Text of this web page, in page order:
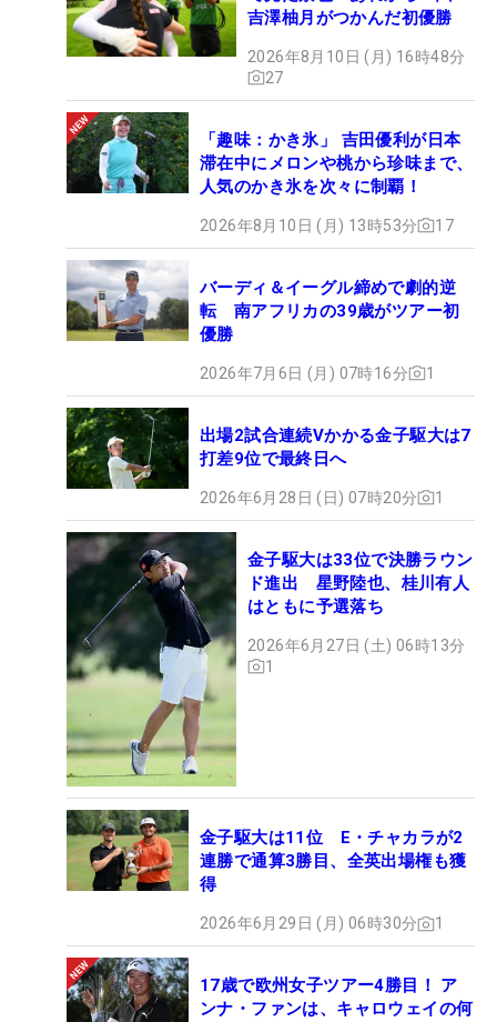
吉澤柚月がつかんだ初優勝
2026年8月10日 (月) 16時48分
27
「趣味：かき氷」 吉田優利が日本
滞在中にメロンや桃から珍味まで、
人気のかき氷を次々に制覇！
2026年8月10日 (月) 13時53分 17
バーディ＆イーグル締めで劇的逆
転 南アフリカの39歳がツアー初
優勝
2026年7月6日 (月) 07時16分 1
出場2試合連続Vかかる金子駆大は7
打差9位で最終日へ
2026年6月28日 (日) 07時20分 1
金子駆大は33位で決勝ラウン
ド進出 星野陸也、桂川有人
はともに予選落ち
2026年6月27日 (土) 06時13分
1
金子駆大は11位 E・チャカラが2
連勝で通算3勝目、全英出場権も獲
得
2026年6月29日 (月) 06時30分 1
17歳で欧州女子ツアー4勝目！ ア
ンナ・ファンは、キャロウェイの何